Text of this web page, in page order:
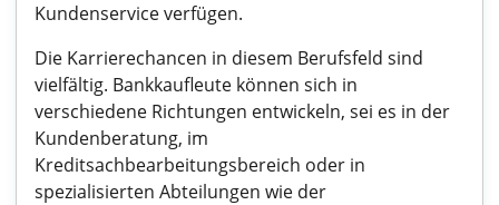
Kundenservice verfügen.
Die Karrierechancen in diesem Berufsfeld sind
vielfältig. Bankkaufleute können sich in
verschiedene Richtungen entwickeln, sei es in der
Kundenberatung, im
Kreditsachbearbeitungsbereich oder in
spezialisierten Abteilungen wie der